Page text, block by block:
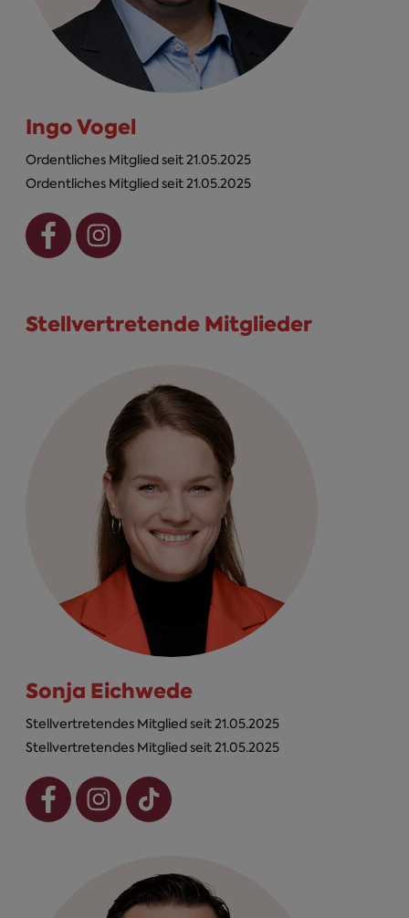
Ingo Vogel
Ordentliches Mitglied seit 21.05.2025
Ordentliches Mitglied seit 21.05.2025
Stellvertretende Mitglieder
Sonja Eichwede
Stellvertretendes Mitglied seit 21.05.2025
Stellvertretendes Mitglied seit 21.05.2025